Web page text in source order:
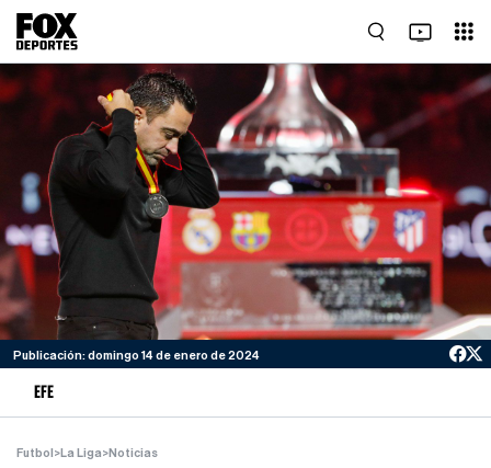
Publicación: domingo 14 de enero de 2024
EFE
Futbol >La Liga>Noticias